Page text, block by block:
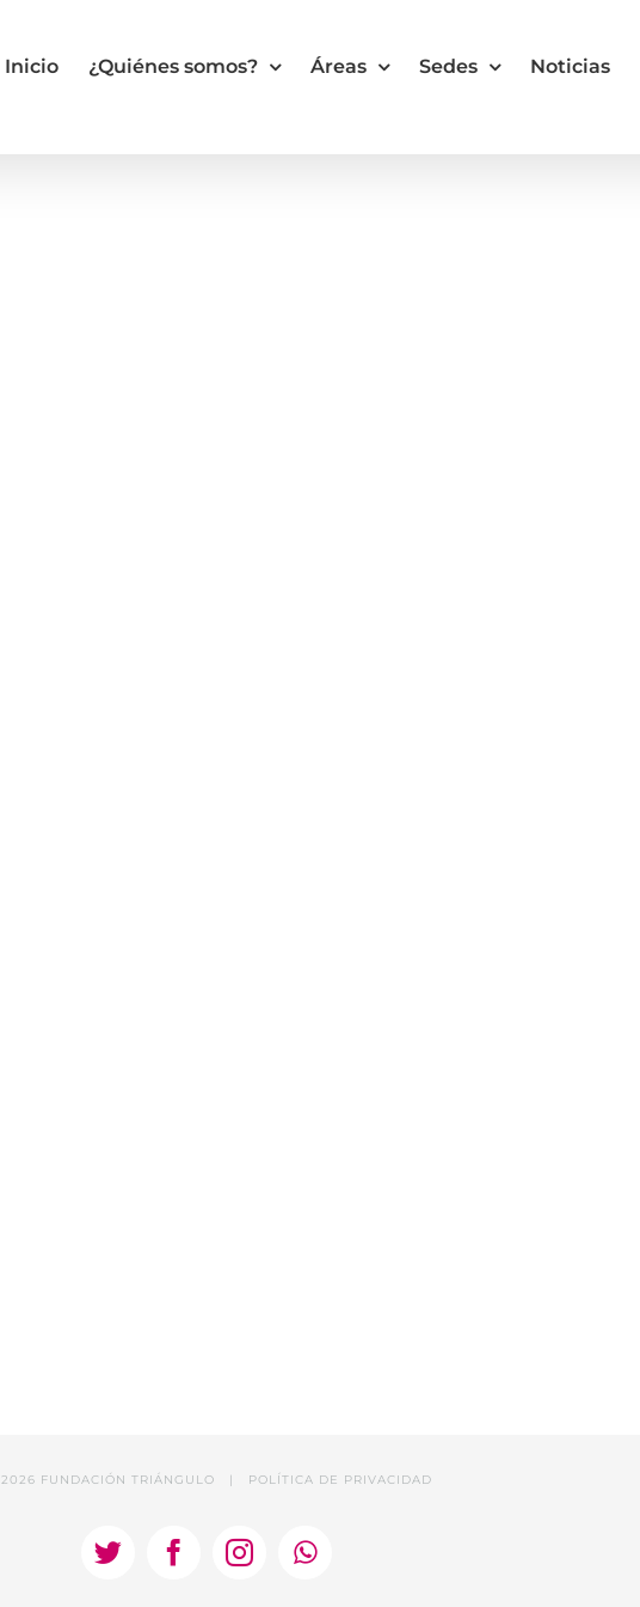
Inicio ¿Quiénes somos? Áreas Sedes Noticias
2026 FUNDACIÓN TRIÁNGULO | POLÍTICA DE PRIVACIDAD
TwitterFacebookInstagramWhatsApp